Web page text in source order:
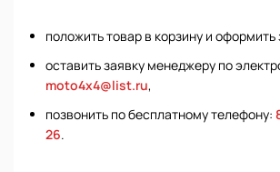
положить товар в корзину и оформить
оставить заявку менеджеру по
moto4x4@list.ru,
позвонить по бесплатному телефону:
26.